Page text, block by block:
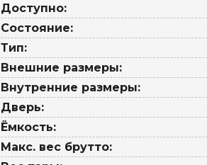
Доступно:
Состояние:
Тип:
Внешние размеры:
Внутренние размеры:
Дверь:
Ёмкость:
Макс. вес брутто: